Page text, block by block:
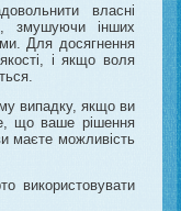
власні
змушуючи інших
Для досягнення
і якщо воля
випадку, якщо ви
що ваше рішення
маєте можливість
використовувати